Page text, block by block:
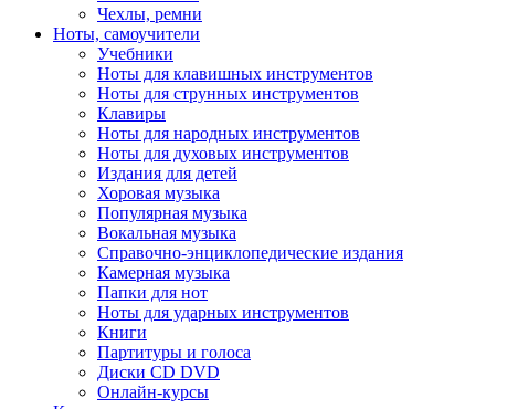
Чехлы, ремни
Ноты, самоучители
Учебники
Ноты для клавишных инструментов
Ноты для струнных инструментов
Клавиры
Ноты для народных инструментов
Ноты для духовых инструментов
Издания для детей
Хоровая музыка
Популярная музыка
Вокальная музыка
Справочно-энциклопедические издания
Камерная музыка
Папки для нот
Ноты для ударных инструментов
Книги
Партитуры и голоса
Диски CD DVD
Онлайн-курсы